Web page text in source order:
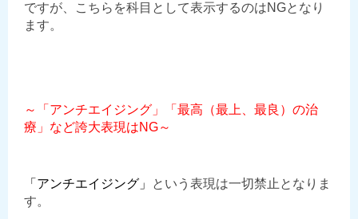
ですが、こちらを科目として表示するのはNGとなり
ます。
～「アンチエイジング」「最高（最上、最良）の治
療」など誇大表現はNG～
「アンチエイジング」
という表現は一切禁止となりま
す。